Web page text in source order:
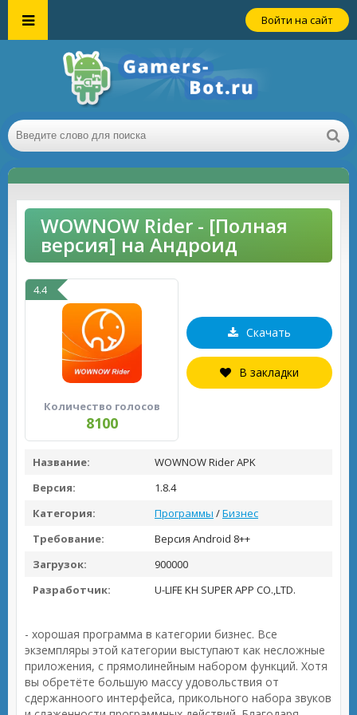
Войти на сайт
WOWNOW Rider - [Полная
версия] на Андроид
4.4
Количество голосов
8100
Скачать
В закладки
Название:
WOWNOW Rider APK
Версия:
1.8.4
Категория:
Программы /Бизнес
Требование:
Версия Android 8++
Загрузок:
900000
Разработчик:
U-LIFE KH SUPER APP CO.,LTD.
- хорошая программа в категории бизнес. Все
экземпляры этой категории выступают как несложные
приложения, с прямолинейным набором функций. Хотя
вы обретёте большую массу удовольствия от
сдержанноого интерфейса, прикольного набора звуков